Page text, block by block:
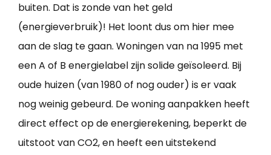
buiten. Dat is zonde van het geld
(energieverbruik)! Het loont dus om hier mee
aan de slag te gaan. Woningen van na 1995 met
een A of B energielabel zijn solide geïsoleerd. Bij
oude huizen (van 1980 of nog ouder) is er vaak
nog weinig gebeurd. De woning aanpakken heeft
direct effect op de energierekening, beperkt de
uitstoot van CO2, en heeft een uitstekend